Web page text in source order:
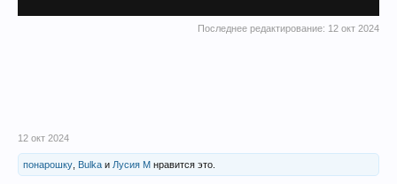
Последнее редактирование: 12 окт 2024
12 окт 2024
понарошку Bulka и Лусия М нравится это.